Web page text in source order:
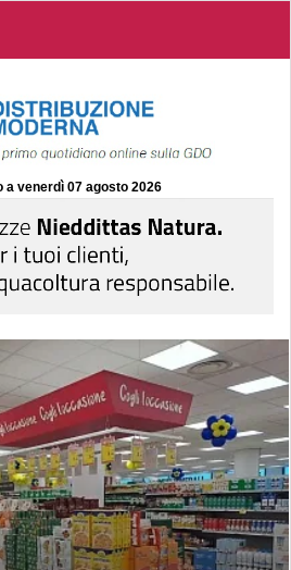
a venerdì 07 agosto 2026